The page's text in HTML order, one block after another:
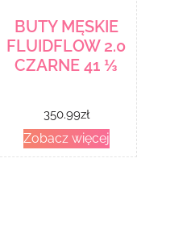
BUTY MĘSKIE
FLUIDFLOW 2.0
CZARNE 41 ⅓
350.99zł
Zobacz więcej